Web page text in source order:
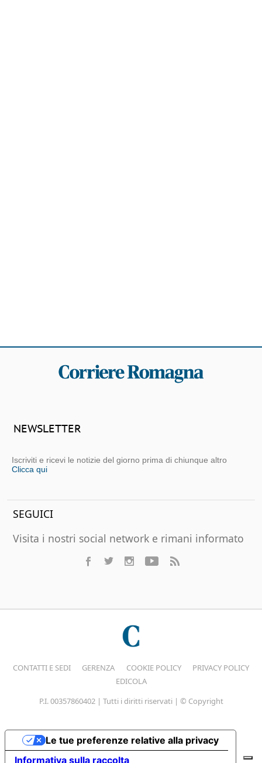
NEWSLETTER
Iscriviti e ricevi le notizie del giorno prima di chiunque altro
Clicca qui
SEGUICI
Visita i nostri social network e rimani informato
CONTATTI E SEDI GERENZA COOKIE POLICY
PRIVACY POLICY
EDICOLA
P.I. 00357860402 | Tutti i diritti riservati | © Copyright
Informativa sulla raccolta
Le tue preferenze relative alla privacy